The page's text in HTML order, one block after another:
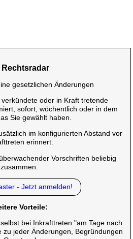
Rechtsradar
gesetzlichen Änderungen
oder in Kraft tretende
sofort, wöchentlich oder in dem
Sie gewählt haben.
im konfigurierten Abstand vor
erinnert.
Vorschriften beliebig
zusammen.
- Jetzt anmelden!
Vorteile:
bei Inkrafttreten "am Tage nach
zu jeder Änderungen, Begründungen